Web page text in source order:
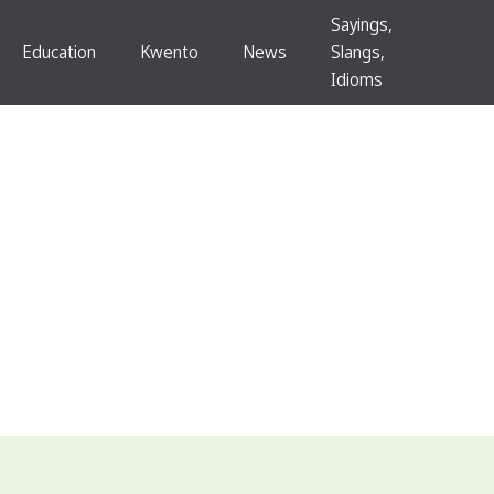
Education Kwento News
Sayings,
Slangs,
Idioms